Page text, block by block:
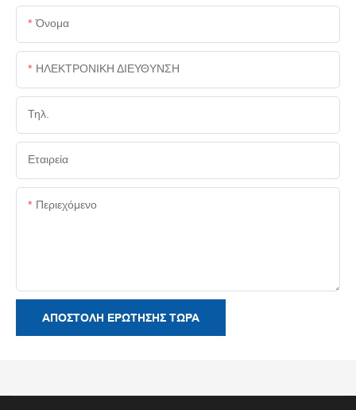
Όνομα
ΗΛΕΚΤΡΟΝΙΚΗ ΔΙΕΥΘΥΝΣΗ
Τηλ.
Εταιρεία
Περιεχόμενο
ΑΠΟΣΤΟΛΉ ΕΡΏΤΗΣΗΣ ΤΏΡΑ